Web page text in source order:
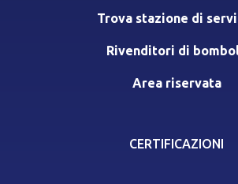
Trova stazione di
Rivenditori di
Area riservata
CERTIFICAZIONI